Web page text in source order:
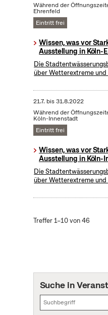
Während der
Ehrenfeld
Eintritt frei
Wissen, was vor
Ausstellung in Köln-
Die
über Wetterextreme
21.7. bis31.8.2022
Während der
Köln-Innenstadt
Eintritt frei
Wissen, was vor
Ausstellung in Köln-
Die
über Wetterextreme
Treffer 1–10 von 46
Suche in